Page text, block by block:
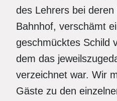
des Lehrers bei
Bahnhof, verschämt
geschmücktes Schild
dem das
verzeichnet war. Wir
Gäste zu den